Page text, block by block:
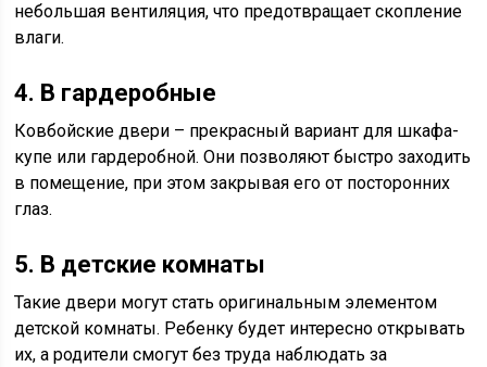
небольшая вентиляция, что предотвращает скопление
влаги.
4. В гардеробные
Ковбойские двери – прекрасный вариант для шкафа-
купе или гардеробной. Они позволяют быстро заходить
в помещение, при этом закрывая его от посторонних
глаз.
5. В детские комнаты
Такие двери могут стать оригинальным элементом
детской комнаты. Ребенку будет интересно открывать
их, а родители смогут без труда наблюдать за